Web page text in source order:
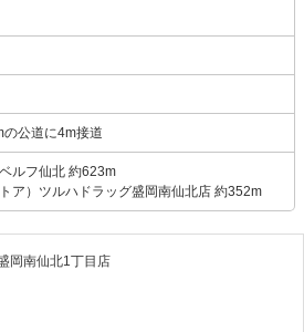
公道に4m接道
ルフ仙北 約623m
トア）ツルハドラッグ盛岡南仙北店 約352m
岡南仙北1丁目店